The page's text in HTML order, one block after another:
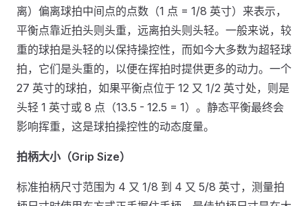
离）偏离球拍中间点的点数（1 点 = 1/8 英寸）来表示，
平衡点靠近拍头则头重，远离拍头则头轻。一般来说，较
重的球拍是头轻的以保持操控性，而如今大多数为超轻球
拍，它们是头重的，以便在挥拍时提供更多的动力。一个
27 英寸的球拍，如果平衡点位于 12 又 1/2 英寸处，则是
头轻 1 英寸或 8 点（13.5 - 12.5 = 1）。静态平衡最终会
影响挥重，这是球拍操控性的动态度量。
拍柄大小（Grip Size）
标准拍柄尺寸范围为 4 又 1/8 到 4 又 5/8 英寸，测量拍